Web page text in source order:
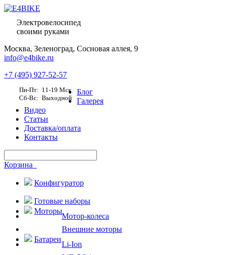
Электровелосипед
своими руками
Москва, Зеленоград, Сосновая аллея, 9
info@e4bike.ru
+7 (495) 927-52-57
Пн-Пт: 11-19 Мск
Сб-Вс: Выходной
Блог
Галерея
Видео
Статьи
Доставка/оплата
Контакты
Корзина
Конфигуратор
Готовые наборы
Моторы
Мотор-колеса
Внешние моторы
Батареи
Li-Ion